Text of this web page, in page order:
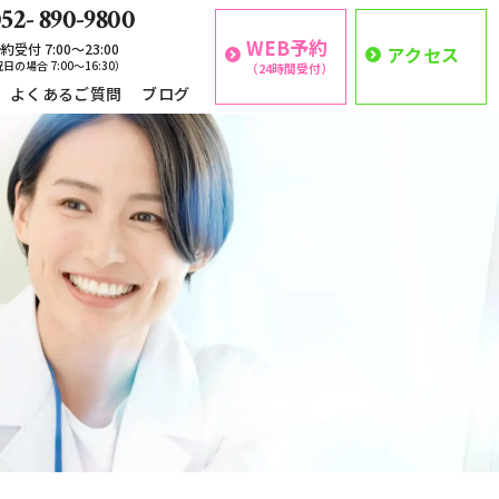
890-9800
受付 7:00〜23:00
の場合 7:00〜16:30）
よくあるご質問 ブログ
WEB予約
（24時間受付） アクセス